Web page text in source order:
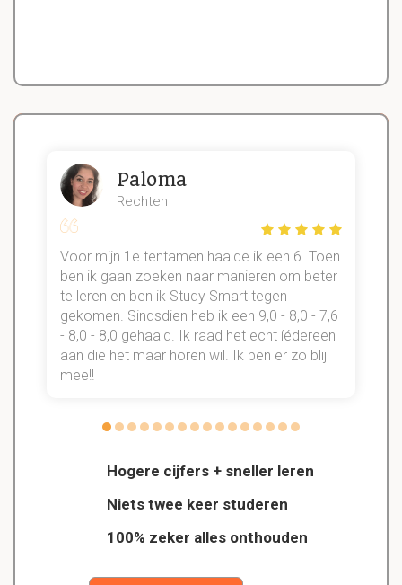
Hogere cijfers + sneller leren
Niets twee keer studeren
100% zeker alles onthouden
Paloma
Rechten
Voor mijn 1e tentamen haalde ik een 6. Toen
ben ik gaan zoeken naar manieren om beter
te leren en ben ik Study Smart tegen
gekomen. Sindsdien heb ik een 9,0 - 8,0 - 7,6
- 8,0 - 8,0 gehaald. Ik raad het echt íédereen
aan die het maar horen wil. Ik ben er zo blij
mee!!